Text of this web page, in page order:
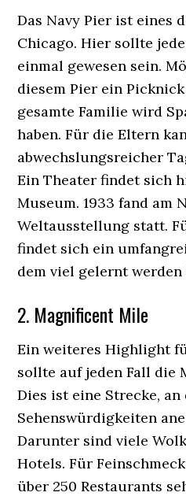
Das Navy Pier ist eines
Chicago. Hier sollte
einmal gewesen sein.
diesem Pier ein
gesamte Familie wird
haben. Für die Eltern
abwechslungsreicher
Ein Theater findet sich
Museum. 1933 fand am
Weltausstellung statt.
findet sich ein
dem viel gelernt werden
2. Magnificent Mile
Ein weiteres Highlight
sollte auf jeden Fall die
Dies ist eine Strecke,
Sehenswürdigkeiten
Darunter sind viele
Hotels. Für
über 250 Restaurants